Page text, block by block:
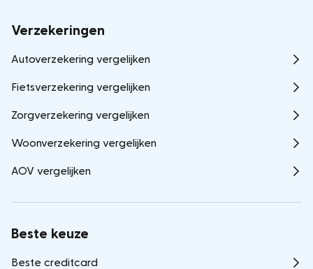
Verzekeringen
Autoverzekering vergelijken
Fietsverzekering vergelijken
Zorgverzekering vergelijken
Woonverzekering vergelijken
AOV vergelijken
Beste keuze
Beste creditcard